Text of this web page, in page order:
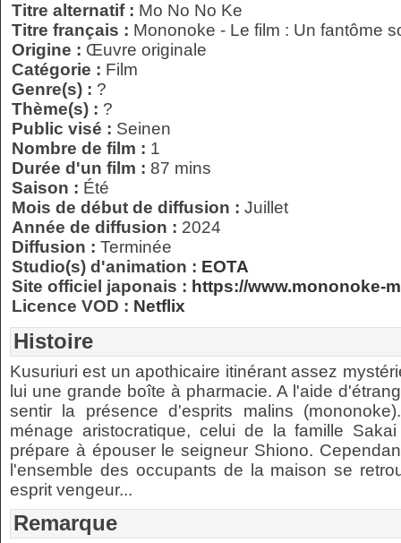
Titre alternatif : Mo No No Ke
Titre français : Mononoke - Le film : Un fantôme
Origine : Œuvre originale
Catégorie : Film
Genre(s) : ?
Thème(s) : ?
Public visé : Seinen
Nombre de film : 1
Durée d'un film : 87 mins
Saison : Été
Mois de début de diffusion : Juillet
Année de diffusion : 2024
Diffusion : Terminée
Studio(s) d'animation : EOTA
Site officiel japonais : https://www.mononoke-
Licence VOD : Netflix
Histoire
Kusuriuri est un apothicaire itinérant assez
lui une grande boîte à pharmacie. A l'aide
sentir la présence d'esprits malins
ménage aristocratique, celui de la famille
prépare à épouser le seigneur Shiono.
l'ensemble des occupants de la maison se
esprit vengeur...
Remarque